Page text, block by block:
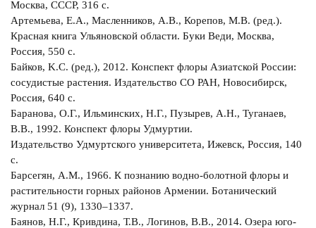
Москва, СССР, 316 с.
Артемьева, Е.А., Масленников, А.В., Корепов, М.В. (ред.).
Красная книга Ульяновской области. Буки Веди, Москва,
Россия, 550 с.
Байков, K.С. (ред.), 2012. Конспект флоры Азиатской России:
сосудистые растения. Издательство СО РАН, Новосибирск,
Россия, 640 с.
Баранова, O.Г., Ильминских, Н.Г., Пузырев, А.Н., Туганаев,
В.В., 1992. Конспект флоры Удмуртии.
Издательство Удмуртского университета, Ижевск, Россия, 140
с.
Барсегян, А.М., 1966. К познанию водно-болотной флоры и
растительности горных районов Армении. Ботанический
журнал 51 (9), 1330–1337.
Баянов, Н.Г., Кривдина, Т.В., Логинов, В.В., 2014. Озера юго-